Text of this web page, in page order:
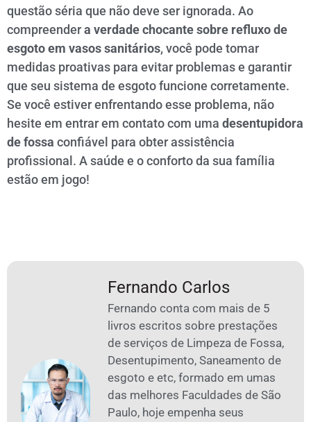
questão séria que não deve ser ignorada. Ao
compreendera verdade chocante sobre refluxo de
esgoto em vasos sanitários, você pode tomar
medidas proativas para evitar problemas e garantir
que seu sistema de esgoto funcione corretamente.
Se você estiver enfrentando esse problema, não
hesite em entrar em contato com uma desentupidora
de fossa confiável para obter assistência
profissional. A saúde e o conforto da sua família
estão em jogo!
Fernando Carlos
Fernando conta com mais de 5
livros escritos sobre prestações
de serviços de Limpeza de Fossa,
Desentupimento, Saneamento de
esgoto e etc, formado em umas
das melhores Faculdades de São
Paulo, hoje empenha seus